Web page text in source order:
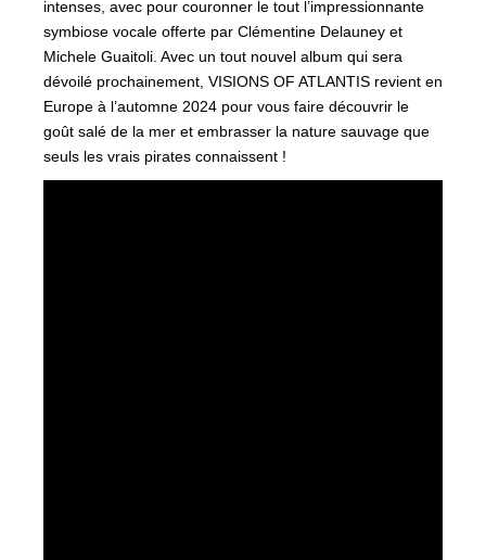
intenses, avec pour couronner le tout l’impressionnante
symbiose vocale offerte par Clémentine Delauney et
Michele Guaitoli. Avec un tout nouvel album qui sera
dévoilé prochainement, VISIONS OF ATLANTIS revient en
Europe à l’automne 2024 pour vous faire découvrir le
goût salé de la mer et embrasser la nature sauvage que
seuls les vrais pirates connaissent !